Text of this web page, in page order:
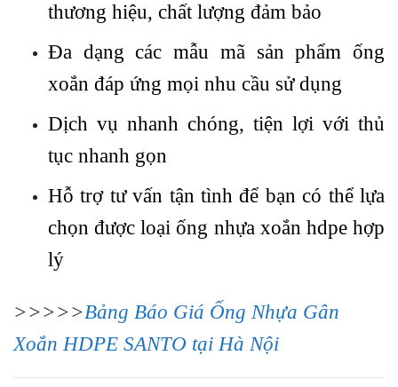
thương hiệu, chất lượng đảm bảo
Đa dạng các mẫu mã sản phẩm ống
xoắn đáp ứng mọi nhu cầu sử dụng
Dịch vụ nhanh chóng, tiện lợi với thủ
tục nhanh gọn
Hỗ trợ tư vấn tận tình để bạn có thể lựa
chọn được loại ống nhựa xoắn hdpe hợp
lý
>>>>>Bảng Báo Giá Ống Nhựa Gân
Xoắn HDPE SANTO tại Hà Nội